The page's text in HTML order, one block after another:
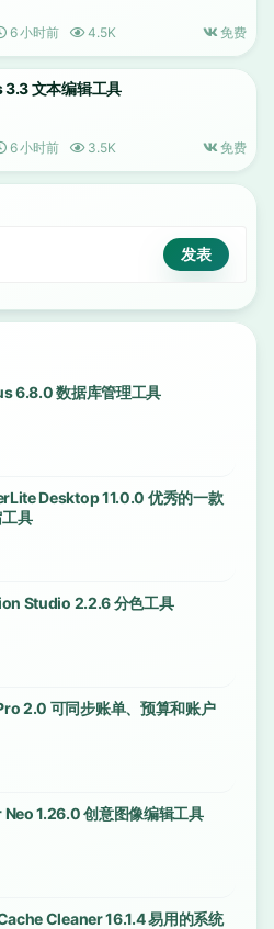
6 小时前 4.5K 免费
文本编辑工具
6 小时前 3.5K 免费
6.8.0 数据库管理工具
Desktop 11.0.0 优秀的一款
具
Studio 2.2.6 分色工具
2.0 可同步账单、预算和账户
1.26.0 创意图像编辑工具
Cleaner 16.1.4 易用的系统